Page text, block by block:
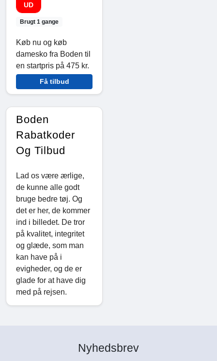
UD
Brugt 1 gange
Køb nu og køb
damesko fra Boden til
en startpris på 475 kr.
Få tilbud
Boden
Rabatkoder
Og Tilbud
Lad os være ærlige,
de kunne alle godt
bruge bedre tøj. Og
det er her, de kommer
ind i billedet. De tror
på kvalitet, integritet
og glæde, som man
kan have på i
evigheder, og de er
glade for at have dig
med på rejsen.
Nyhedsbrev